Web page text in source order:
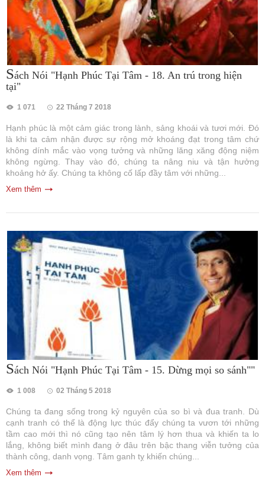
Sách Nói "Hạnh Phúc Tại Tâm - 18. An trú trong hiện
tại"
1 071 22 Tháng 7 2018
Hạnh phúc là một cảm giác trong lành, sảng khoái và tươi mới. Đó
là khi ta cảm nhận được sự rộng mở khoáng đạt trong tâm chứ
không dính mắc vào vọng tưởng và những lăng xăng động niệm
không ngừng. Thay vào đó, chúng ta nâng niu và tận hưởng
khoảng hở ấy. Chúng ta không cố lấp đầy tâm với những...
Xem thêm
Sách Nói "Hạnh Phúc Tại Tâm - 15. Dừng mọi so sánh""
1 008 02 Tháng 5 2018
Chúng ta đang sống trong kỷ nguyên của so bì và đua tranh. Dù
cạnh tranh có thể là động lực thúc đẩy chúng ta vươn tới những
tầm cao mới thì nó cũng tạo nên tâm lý hơn thua và khiến ta lo
lắng, không biết mình đang ở đâu trên bậc thang viễn tưởng của
thành công, danh vọng. Tâm ganh tỵ khiến chúng...
Xem thêm